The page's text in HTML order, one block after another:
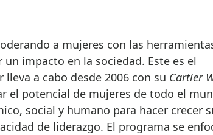
un impacto en la sociedad. Este es el
a cabo desde 2006 con su Cartier
el potencial de mujeres de todo el
social y humano para hacer crecer
de liderazgo. El programa se